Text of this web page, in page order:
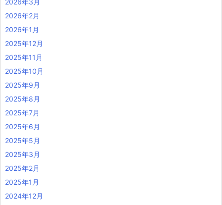
2026年3月
2026年2月
2026年1月
2025年12月
2025年11月
2025年10月
2025年9月
2025年8月
2025年7月
2025年6月
2025年5月
2025年3月
2025年2月
2025年1月
2024年12月